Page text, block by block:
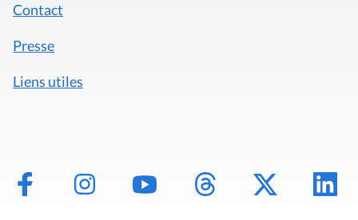
Contact
Presse
Liens utiles